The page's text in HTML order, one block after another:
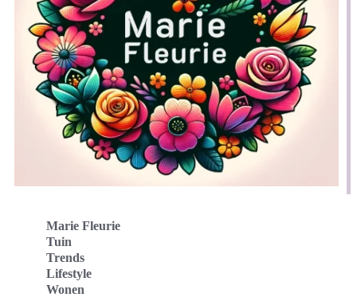
Marie Fleurie
Tuin
Trends
Lifestyle
Wonen